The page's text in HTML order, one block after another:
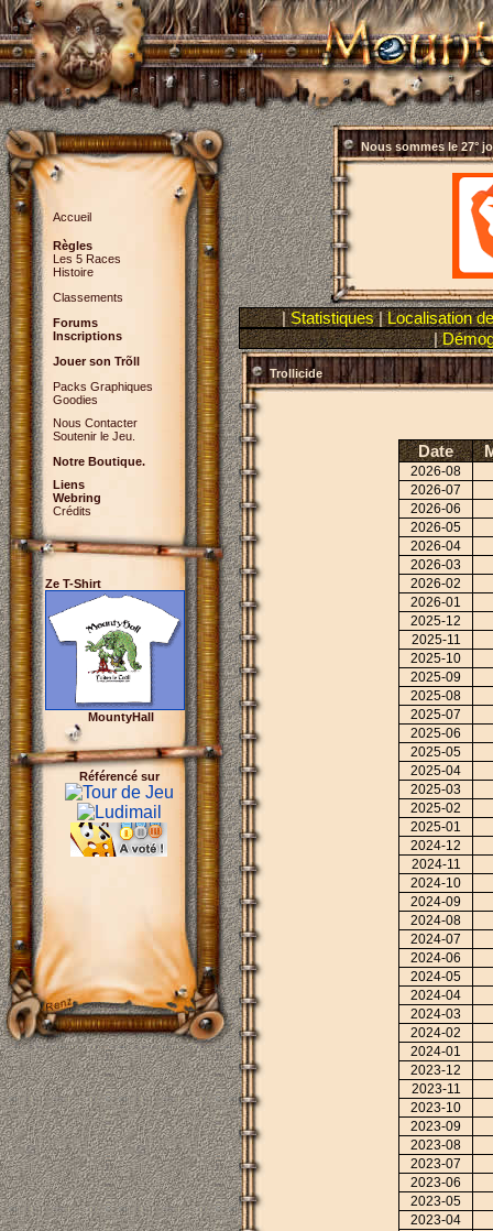
Accueil
Règles
Les 5 Races
Histoire
Classements
Forums
Inscriptions
Jouer son Trõll
Packs Graphiques
Goodies
Nous Contacter
Soutenir le Jeu.
Notre Boutique.
Liens
Webring
Crédits
Ze T-Shirt
MountyHall
Référencé sur
Nous sommes le 27°
|Statistiques|Localisation
|
Trollicide
Date
2026-08
2026-07
2026-06
2026-05
2026-04
2026-03
2026-02
2026-01
2025-12
2025-11
2025-10
2025-09
2025-08
2025-07
2025-06
2025-05
2025-04
2025-03
2025-02
2025-01
2024-12
2024-11
2024-10
2024-09
2024-08
2024-07
2024-06
2024-05
2024-04
2024-03
2024-02
2024-01
2023-12
2023-11
2023-10
2023-09
2023-08
2023-07
2023-06
2023-05
2023-04